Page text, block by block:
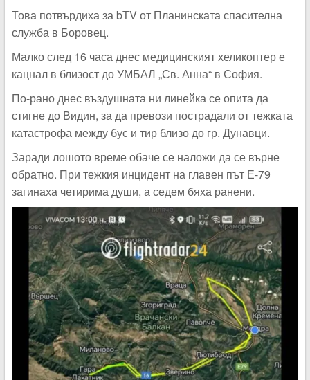
Това потвърдиха за bTV от Планинската спасителна
служба в Боровец.
Малко след 16 часа днес медицинският хеликоптер е
кацнал в близост до УМБАЛ „Св. Анна“ в София.
По-рано днес въздушната ни линейка се опита да
стигне до Видин, за да превози пострадали от тежката
катастрофа между бус и тир близо до гр. Дунавци.
Заради лошото време обаче се наложи да се върне
обратно. При тежкия инцидент на главен път Е-79
загинаха четирима души, а седем бяха ранени.